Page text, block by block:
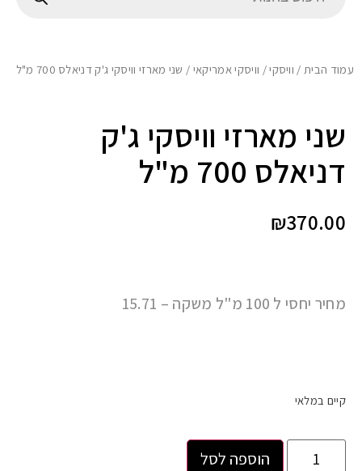
עמוד הבית/ וויסקי/ וויסקי אמריקאי / שני מארזי וויסקי ג'ק דניאלס 700 מ"ל
שני מארזי וויסקי ג'ק
דניאלס 700 מ"ל
₪370.00
מחיר יחסי ל 100 מ"ל משקה – 15.71
קיים במלאי
הוספה לסל